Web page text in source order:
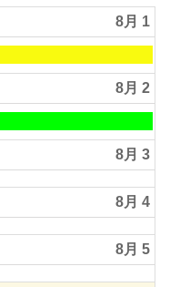
8月 1
8月 2
8月 3
8月 4
8月 5